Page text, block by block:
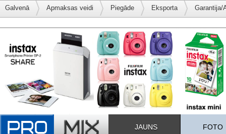
Galvenā Apmaksas veidi Piegāde Eksporta Garantija/
JAUNS FOTO